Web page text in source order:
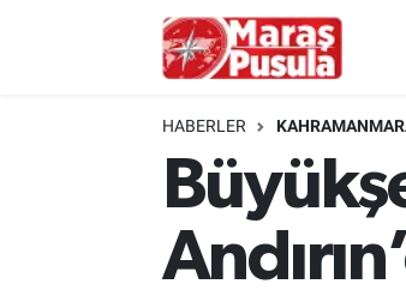
HABERLER
İstanbul Hava Durumu
İstanbul Namaz Vakitleri
İstanbul Trafik Yoğunluk Haritası